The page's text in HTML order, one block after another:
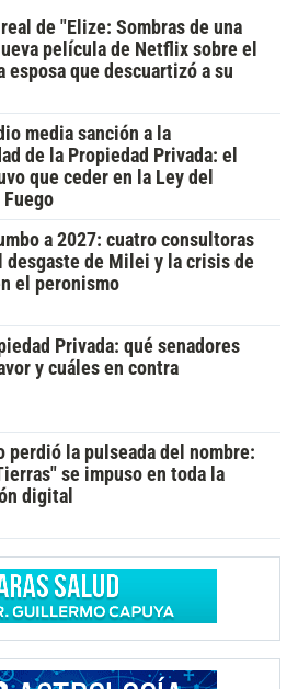
de "Elize: Sombras de una
película de Netflix sobre el
esposa que descuartizó a su
media sanción a la
de la Propiedad Privada: el
que ceder en la Ley del
a 2027: cuatro consultoras
desgaste de Milei y la crisis de
el peronismo
Privada: qué senadores
y cuáles en contra
perdió la pulseada del nombre:
se impuso en toda la
digital